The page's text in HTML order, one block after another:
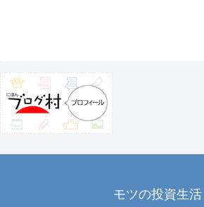
モツの投資生活